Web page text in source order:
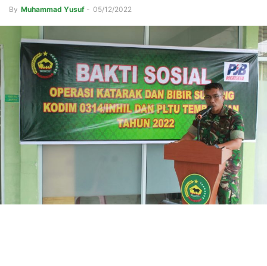
By Muhammad Yusuf - 05/12/2022